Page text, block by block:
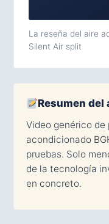
La reseña del aire
Silent Air split
Resumen del
Video genérico
acondicionado
pruebas. Solo
de la tecnología
en concreto.